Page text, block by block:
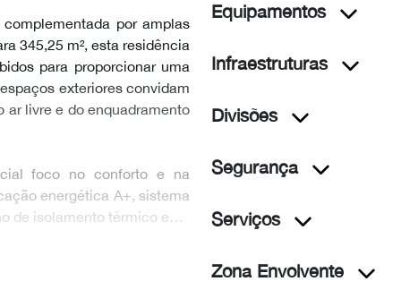
por amplas
345,25 m², esta residência
para proporcionar uma
exteriores convidam
ar livre e do enquadramento
foco no conforto e na
energética A+, sistema
de isolamento térmico e…
Equipamentos
Infraestruturas
Divisões
Segurança
Serviços
Zona Envolvente